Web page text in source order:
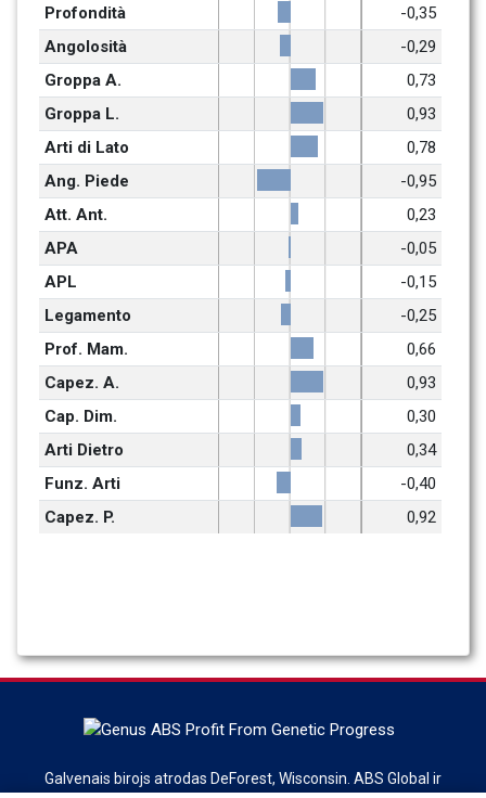
Profondità
-0,35
Angolosità
-0,29
Groppa A.
0,73
Groppa L.
0,93
Arti di Lato
0,78
Ang. Piede
-0,95
Att. Ant.
0,23
APA
-0,05
APL
-0,15
Legamento
-0,25
Prof. Mam.
0,66
Capez. A.
0,93
Cap. Dim.
0,30
Arti Dietro
0,34
Funz. Arti
-0,40
Capez. P.
0,92
Galvenais birojs atrodas DeForest, Wisconsin. ABS Global ir